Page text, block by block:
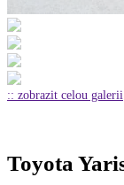
:: zobrazit celou galerii
Toyota